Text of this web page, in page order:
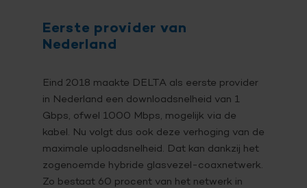
Eerste provider van
Nederland
Eind 2018 maakte DELTA als eerste provider
in Nederland een downloadsnelheid van 1
Gbps, ofwel 1000 Mbps, mogelijk via de
kabel. Nu volgt dus ook deze verhoging van de
maximale uploadsnelheid. Dat kan dankzij het
zogenoemde hybride glasvezel-coaxnetwerk.
Zo bestaat 60 procent van het netwerk in